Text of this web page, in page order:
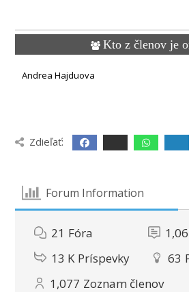
Kto z členov je
Andrea Hajduova
Zdieľať:
Forum Information
21 Fóra
13 K Príspevky 63
1,077 Zoznam členov